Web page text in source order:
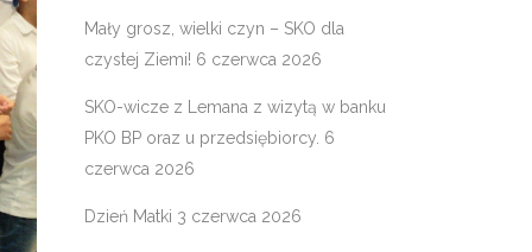
Mały grosz, wielki czyn – SKO dla
czystej Ziemi! 6 czerwca 2026
SKO-wicze z Lemana z wizytą w banku
PKO BP oraz u przedsiębiorcy. 6
czerwca 2026
Dzień Matki 3 czerwca 2026